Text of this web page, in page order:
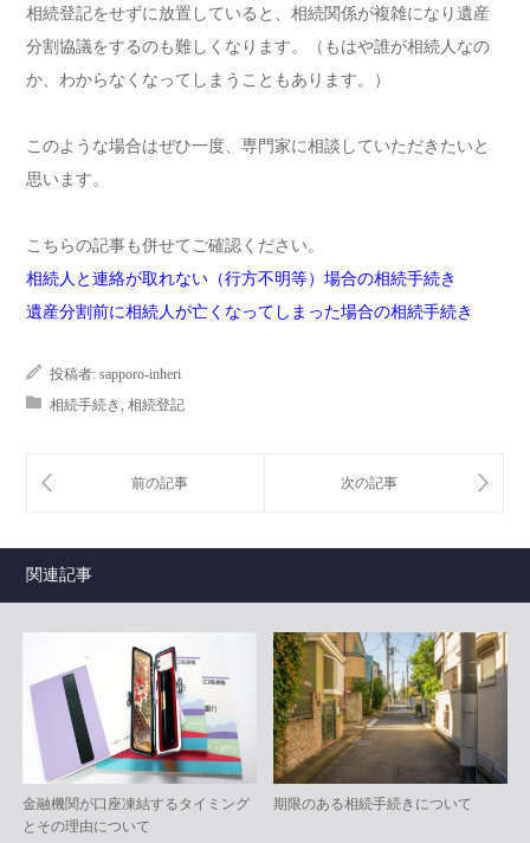
相続登記をせずに放置していると、相続関係が複雑になり遺産
分割協議をするのも難しくなります。（もはや誰が相続人なの
か、わからなくなってしまうこともあります。）
このような場合はぜひ一度、専門家に相談していただきたいと
思います。
こちらの記事も併せてご確認ください。
相続人と連絡が取れない（行方不明等）場合の相続手続き
遺産分割前に相続人が亡くなってしまった場合の相続手続き
投稿者: sapporo-inheri
相続手続き 相続登記
関連記事
金融機関が口座凍結するタイミング
とその理由について
期限のある相続手続きについて